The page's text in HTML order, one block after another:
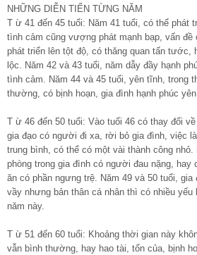
NHỮNG DIỄN TIẾN TỪNG NĂM
T ừ 41 đến 45 tuổi: Năm 41 tuổi, có thể phát
tình cảm cũng vượng phát mạnh bạp, vấn đề
phát triển lên tột độ, có thăng quan tấn tước,
lộc. Năm 42 và 43 tuổi, năm dẫy đầy hạnh
tình cảm. Năm 44 và 45 tuổi, yên tĩnh, trong
thường, có bịnh hoạn, gia đình hạnh phúc
T ừ 46 đến 50 tuổi: Vào tuổi 46 có thay đổi
gia đạo có người đi xa, rời bỏ gia đình, việc
trung bình, có thể có một vài thành công nhỏ.
phòng trong gia đình có người đau nặng, hay
ăn có phần ngưng trệ. Năm 49 và 50 tuổi,
vầy nhưng bản thân cá nhân thì có nhiều
năm này.
T ừ 51 đến 60 tuổi: Khoảng thời gian này
vẫn bình thường, hay hao tài, tốn của, bịnh